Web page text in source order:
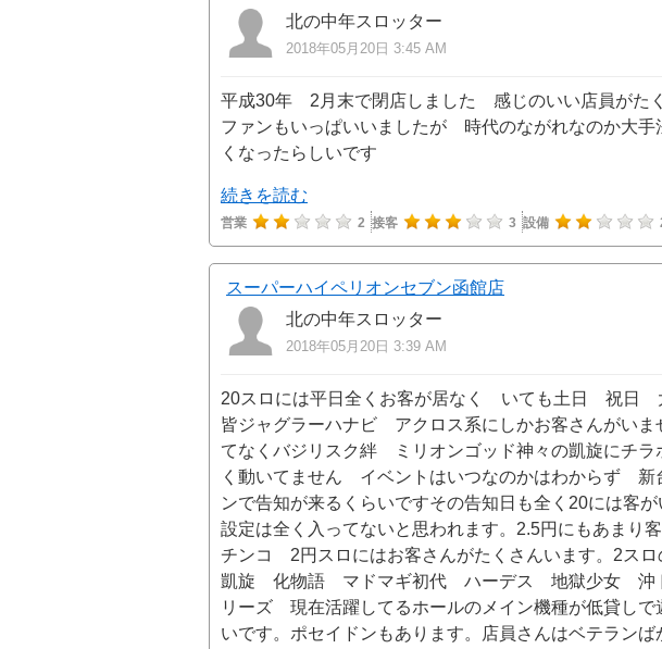
北の中年スロッター
2018年05月20日 3:45 AM
平成30年 2月末で閉店しました 感じのいい店員がた
ファンもいっぱいいましたが 時代のながれなのか大手
くなったらしいです
続きを読む
営業 2 接客 3 設備
スーパーハイペリオンセブン函館店
北の中年スロッター
2018年05月20日 3:39 AM
20スロには平日全くお客が居なく いても土日 祝日
皆ジャグラーハナビ アクロス系にしかお客さんがい
てなくバジリスク絆 ミリオンゴッド神々の凱旋にチラ
く動いてません イベントはいつなのかはわからず 新
ンで告知が来るくらいですその告知日も全く20には客
設定は全く入ってないと思われます。2.5円にもあまり
チンコ 2円スロにはお客さんがたくさんいます。2ス
凱旋 化物語 マドマギ初代 ハーデス 地獄少女 沖ド
リーズ 現在活躍してるホールのメイン機種が低貸しで
いです。ポセイドンもあります。店員さんはベテラン